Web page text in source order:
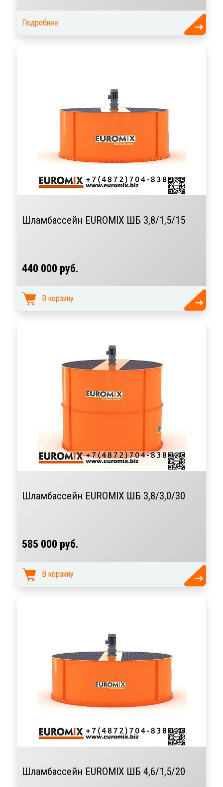
Подробнее
Шламбассейн EUROMIX ШБ 3,8/1,5/15
440 000 руб.
В корзину
Шламбассейн EUROMIX ШБ 3,8/3,0/30
585 000 руб.
В корзину
Шламбассейн EUROMIX ШБ 4,6/1,5/20